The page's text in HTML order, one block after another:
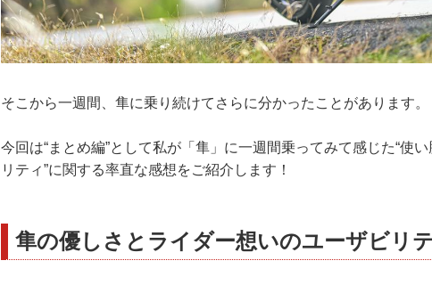
そこから一週間、隼に乗り続けてさらに分かったことがあります。
今回は“まとめ編”として私が「隼」に一週間乗ってみて感じた“使
リティ”に関する率直な感想をご紹介します！
隼の優しさとライダー想いのユーザビリ